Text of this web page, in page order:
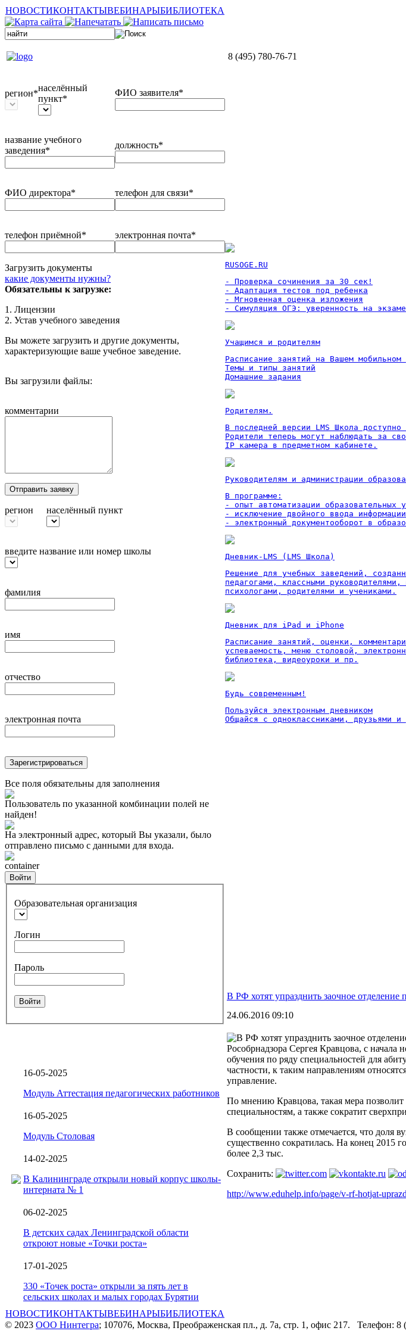
НОВОСТИКОНТАКТЫВЕБИНАРЫБИБЛИОТЕКА
8 (495) 780-76-71
регион*
населённый
пункт*
ФИО заявителя*
название учебного
заведения*
должность*
ФИО директора* телефон для связи*
телефон приёмной* электронная почта*
Загрузить документы
какие документы нужны?
Обязательны к загрузке:
1. Лицензии
2. Устав учебного заведения
Вы можете загрузить и другие документы,
характеризующие ваше учебное заведение.
Вы загрузили файлы:
комментарии
Отправить заявку
регион населённый пункт
введите название или номер школы
фамилия
имя
отчество
электронная почта
Зарегистрироваться
Все поля обязательны для заполнения
Пользователь по указанной комбинации полей не
найден!
На электронный адрес, который Вы указали, было
отправлено письмо с данными для входа.
container
Войти
Образовательная организация
Логин
Пароль
Войти
16-05-2025
Модуль Аттестация педагогических работников
16-05-2025
Модуль Столовая
14-02-2025
В Калининграде открыли новый корпус школы-
интерната № 1
06-02-2025
В детских садах Ленинградской области
откроют новые «Точки роста»
17-01-2025
330 «Точек роста» открыли за пять лет в
сельских школах и малых городах Бурятии
RUSOGE.RU
- Проверка сочинения за 30 сек!
- Адаптация тестов под ребенка
- Мгновенная оценка изложения
- Симуляция ОГЭ: уверенность на
Учащимся и родителям
Расписание занятий на Вашем мобильном
Темы и типы занятий
Домашние задания
Родителям.
В последней версии LMS Школа
Родители теперь могут наблюдать за
IP камера в предметном кабинете.
Руководителям и администрации
В программе:
- опыт автоматизации образовательных
- исключение двойного ввода
- электронный документооборот в
Дневник-LMS (LMS Школа)
Решение для учебных заведений,
педагогами, классными руководителями,
психологами, родителями и учениками.
Дневник для iPad и iPhone
Расписание занятий, оценки,
успеваемость, меню столовой,
библиотека, видеоуроки и пр.
Будь современным!
Пользуйся электронным дневником
Общайся с одноклассниками, друзьями и
В РФ хотят упразднить заочное отделение
24.06.2016 09:10
Рособрнадзора Сергея Кравцова, с
обучения по ряду специальностей для
частности, к таким направлениям
управление.
По мнению Кравцова, такая мера
специальностям, а также сократит
В сообщении также отмечается, что доля
существенно сократилась. На конец 2015
более 2,3 тыс.
Сохранить:
http://www.eduhelp.info/page/v-rf-hotjat-
НОВОСТИКОНТАКТЫВЕБИНАРЫБИБЛИОТЕКА
© 2023 ООО Нинтегра; 107076, Москва, Преображенская пл., д. 7а, стр. 1, офис 217. Телефон: 8